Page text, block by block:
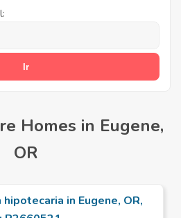
Homes in Eugene,
OR